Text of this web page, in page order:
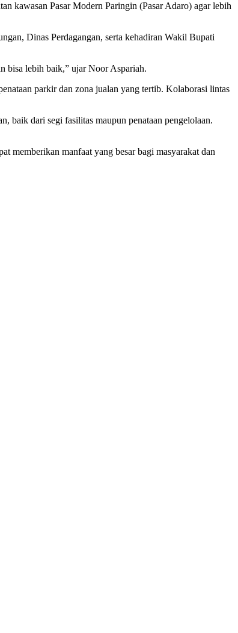
kawasan Pasar Modern Paringin (Pasar Adaro) agar lebih
Dinas Perdagangan, serta kehadiran Wakil Bupati
bisa lebih baik,” ujar Noor Aspariah.
parkir dan zona jualan yang tertib. Kolaborasi lintas
baik dari segi fasilitas maupun penataan pengelolaan.
memberikan manfaat yang besar bagi masyarakat dan